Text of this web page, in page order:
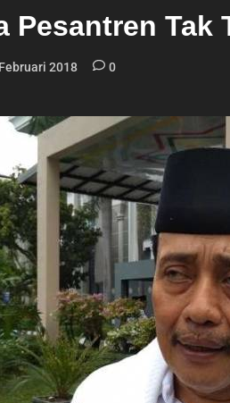
Pesantren
2018 0